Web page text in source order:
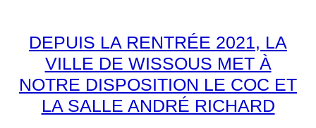
DEPUIS LA RENTRÉE 2021, LA
VILLE DE WISSOUS MET À
NOTRE DISPOSITION LE COC ET
LA SALLE ANDRÉ RICHARD